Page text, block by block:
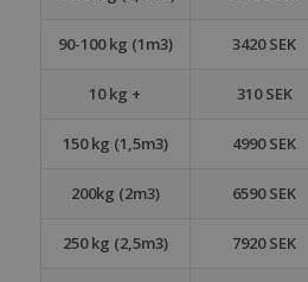
90-100 kg (1m3) 3420 SEK
10 kg + 310 SEK
150 kg (1,5m3) 4990 SEK
200kg (2m3) 6590 SEK
250 kg (2,5m3) 7920 SEK